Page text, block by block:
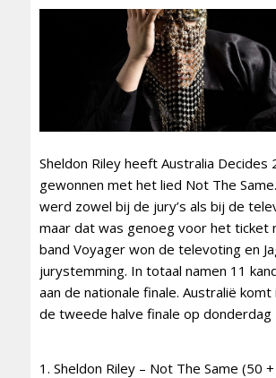
Sheldon Riley heeft Australia Decides
gewonnen met het lied Not The
werd zowel bij de jury’s als bij de
maar dat was genoeg voor het ticket
band Voyager won de televoting en
jurystemming. In totaal namen 11
aan de nationale finale. Australië komt
de tweede halve finale op donderdag
1. Sheldon Riley – Not The Same (50